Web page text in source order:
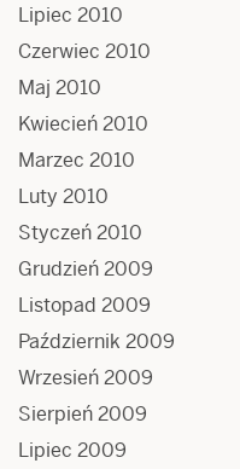
Lipiec 2010
Czerwiec 2010
Maj 2010
Kwiecień 2010
Marzec 2010
Luty 2010
Styczeń 2010
Grudzień 2009
Listopad 2009
Październik 2009
Wrzesień 2009
Sierpień 2009
Lipiec 2009